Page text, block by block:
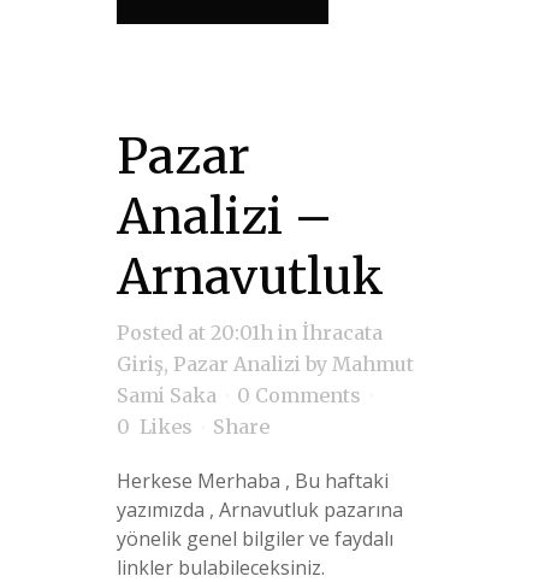
Pazar
Analizi –
Arnavutluk
Posted at 20:01h in İhracata
Giriş, Pazar Analizi by Mahmut
Sami Saka
0 Comments
0 Likes Share
Herkese Merhaba , Bu haftaki
yazımızda , Arnavutluk pazarına
yönelik genel bilgiler ve faydalı
linkler bulabileceksiniz.